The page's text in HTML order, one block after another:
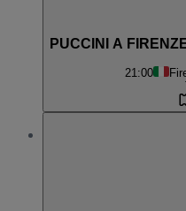
PUCCINI A
21:00